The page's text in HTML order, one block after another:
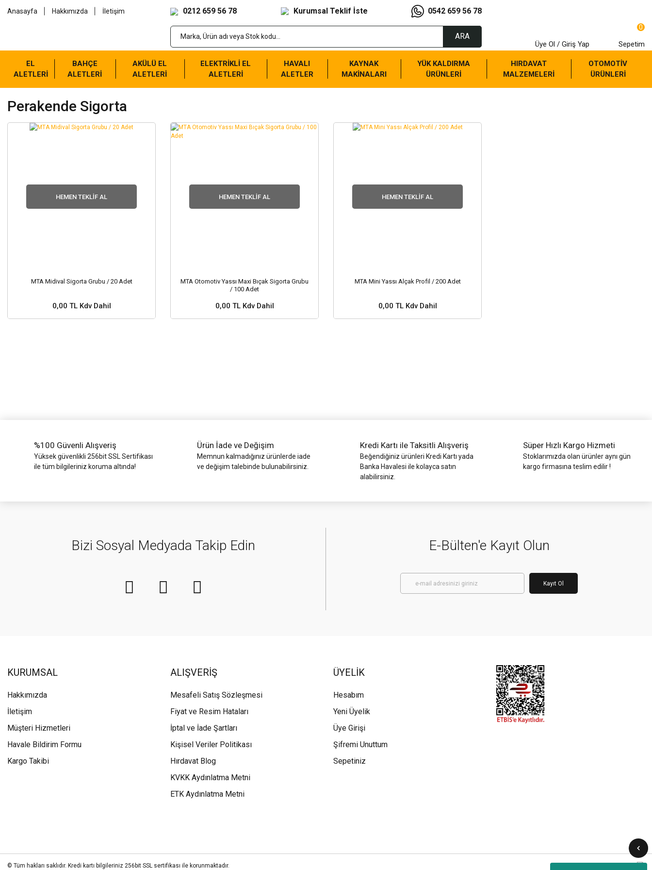
Anasayfa Hakkımızda İletişim 0212 659 56 78 Kurumsal Teklif İste 0542 659 56 78
ARA
Üye Ol / Giriş Yap
0
Sepetim
EL
ALETLERİ
BAHÇE
ALETLERİ
AKÜLÜ EL
ALETLERİ
ELEKTRİKLİ EL
ALETLERİ
HAVALI
ALETLER
KAYNAK
MAKİNALARI
YÜK KALDIRMA
ÜRÜNLERİ
HIRDAVAT
MALZEMELERİ
OTOMOTİV
ÜRÜNLERİ
Perakende Sigorta
HEMEN TEKLIF AL
MTA Midival Sigorta Grubu / 20 Adet
0,00 TL Kdv Dahil
HEMEN TEKLIF AL
MTA Otomotiv Yassı Maxi Bıçak Sigorta Grubu
/ 100 Adet
0,00 TL Kdv Dahil
HEMEN TEKLIF AL
MTA Mini Yassı Alçak Profil / 200 Adet
0,00 TL Kdv Dahil
%100 Güvenli Alışveriş
Yüksek güvenlikli 256bit SSL Sertifikası
ile tüm bilgileriniz koruma altında!
Ürün İade ve Değişim
Memnun kalmadığınız ürünlerde iade
ve değişim talebinde bulunabilirsiniz.
Kredi Kartı ile Taksitli Alışveriş
Beğendiğiniz ürünleri Kredi Kartı yada
Banka Havalesi ile kolayca satın
alabilirsiniz.
Süper Hızlı Kargo Hizmeti
Stoklarımızda olan ürünler aynı gün
kargo firmasına teslim edilir !
Bizi Sosyal Medyada Takip Edin E-Bülten'e Kayıt Olun
Kayıt Ol
KURUMSAL
Hakkımızda
İletişim
Müşteri Hizmetleri
Havale Bildirim Formu
Kargo Takibi
ALIŞVERİŞ
Mesafeli Satış Sözleşmesi
Fiyat ve Resim Hataları
İptal ve İade Şartları
Kişisel Veriler Politikası
Hırdavat Blog
KVKK Aydınlatma Metni
ETK Aydınlatma Metni
ÜYELİK
Hesabım
Yeni Üyelik
Üye Girişi
Şifremi Unuttum
Sepetiniz
© Tüm hakları saklıdır. Kredi kartı bilgileriniz 256bit SSL sertifikası ile korunmaktadır.